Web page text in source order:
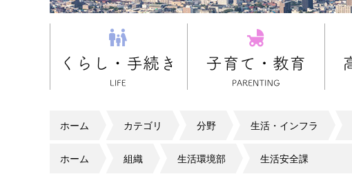
ホーム カテゴリ 分野 生活・インフラ
ホーム 組織 生活環境部 生活安全課